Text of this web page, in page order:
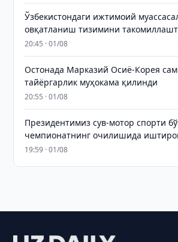
Ўзбекистондаги ижтимоий
овқатланиш тизимини
20:45 · 01/08
Остонада Марказий Осиё-Корея
тайёргарлик муҳокама қилинди
20:55 · 01/08
Президентимиз сув-мотор спорти
чемпионатнинг очилишида
19:59 · 01/08